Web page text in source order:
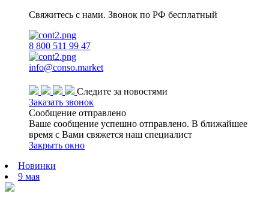
Свяжитесь с нами. Звонок по РФ бесплатный
8 800 511 99 47
info@conso.market
Следите за новостями
Заказать звонок
Сообщение отправлено
Ваше сообщение успешно отправлено. В ближайшее
время с Вами свяжется наш специалист
Закрыть окно
Новинки
9 мая